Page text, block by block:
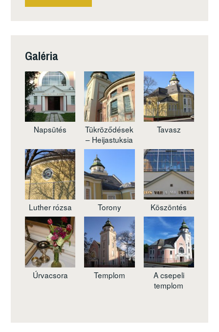
Galéria
Napsütés
Tükröződések
– Heijastuksia
Tavasz
Luther rózsa Torony Köszöntés
Úrvacsora Templom
A csepeli
templom